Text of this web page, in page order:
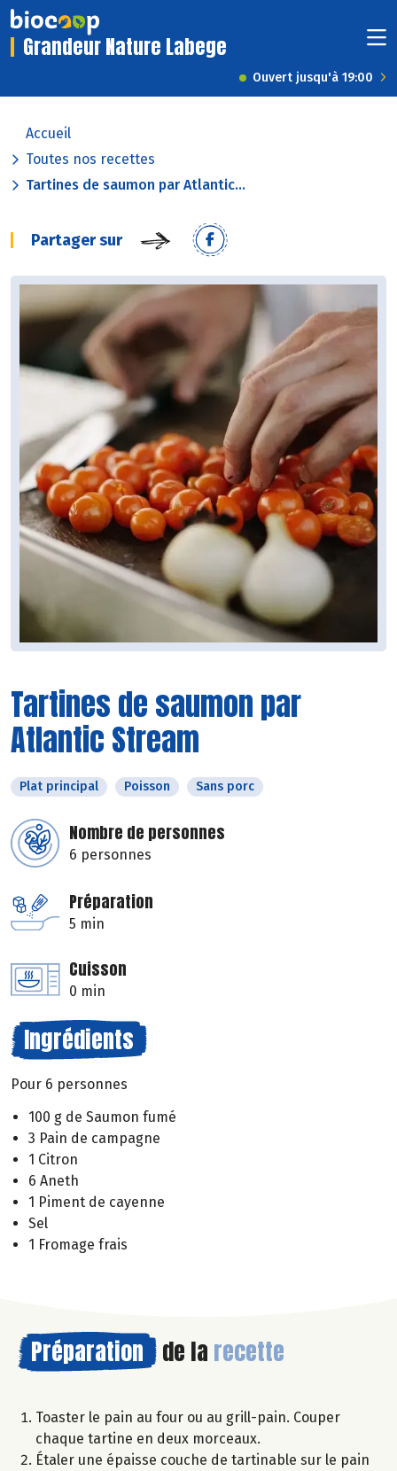
Grandeur Nature Labege
Ouvert jusqu'à 19:00
Accueil
Toutes nos recettes
Tartines de saumon par Atlantic...
Partager sur
Tartines de saumon par
Atlantic Stream
Plat principal Poisson Sans porc
Nombre de personnes
6 personnes
Préparation
5 min
Cuisson
0 min
Ingrédients
Pour 6 personnes
100 g de Saumon fumé
3 Pain de campagne
1 Citron
6 Aneth
1 Piment de cayenne
Sel
1 Fromage frais
Préparation de la recette
Toaster le pain au four ou au grill-pain. Couper
chaque tartine en deux morceaux.
Étaler une épaisse couche de tartinable sur le pain